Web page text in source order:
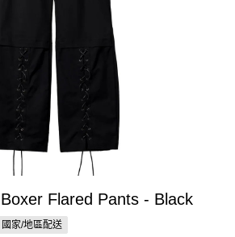
Flared Pants - Black
國家/地區配送